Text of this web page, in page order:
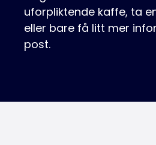
uforpliktende kaffe, ta
eller bare få litt mer
post.